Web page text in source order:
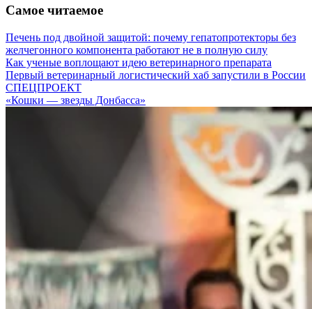
Самое читаемое
Печень под двойной защитой: почему гепатопротекторы без
желчегонного компонента работают не в полную силу
Как ученые воплощают идею ветеринарного препарата
Первый ветеринарный логистический хаб запустили в России
СПЕЦПРОЕКТ
«Кошки — звезды Донбасса»